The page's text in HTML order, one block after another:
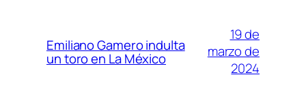
Emiliano Gamero indulta
un toro en La México
19 de
marzo de
2024